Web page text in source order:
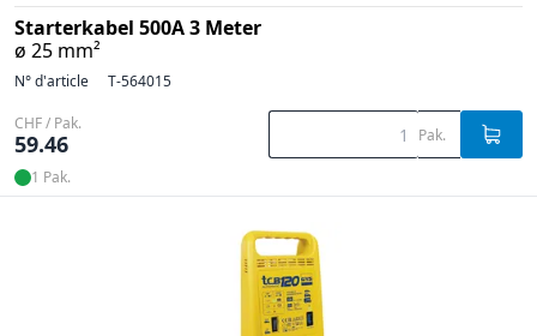
Starterkabel 500A 3 Meter
ø 25 mm²
N° d'article T-564015
CHF / Pak.
59.46 Pak.
1 Pak.